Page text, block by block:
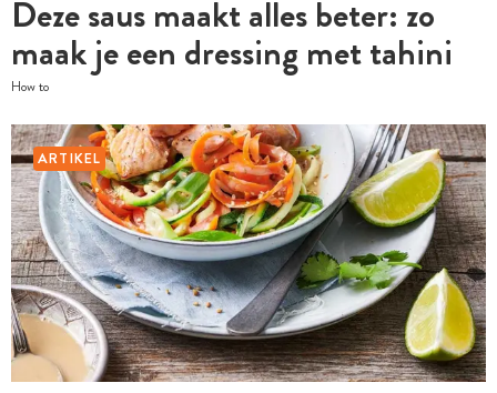
Deze saus maakt alles beter: zo
maak je een dressing met tahini
How to
ARTIKEL